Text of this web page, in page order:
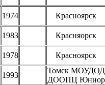
1974 Красноярск
1983 Красняорск
1978 Красноярск
1993
Томск МОУДОД
ДООПЦ Юниор